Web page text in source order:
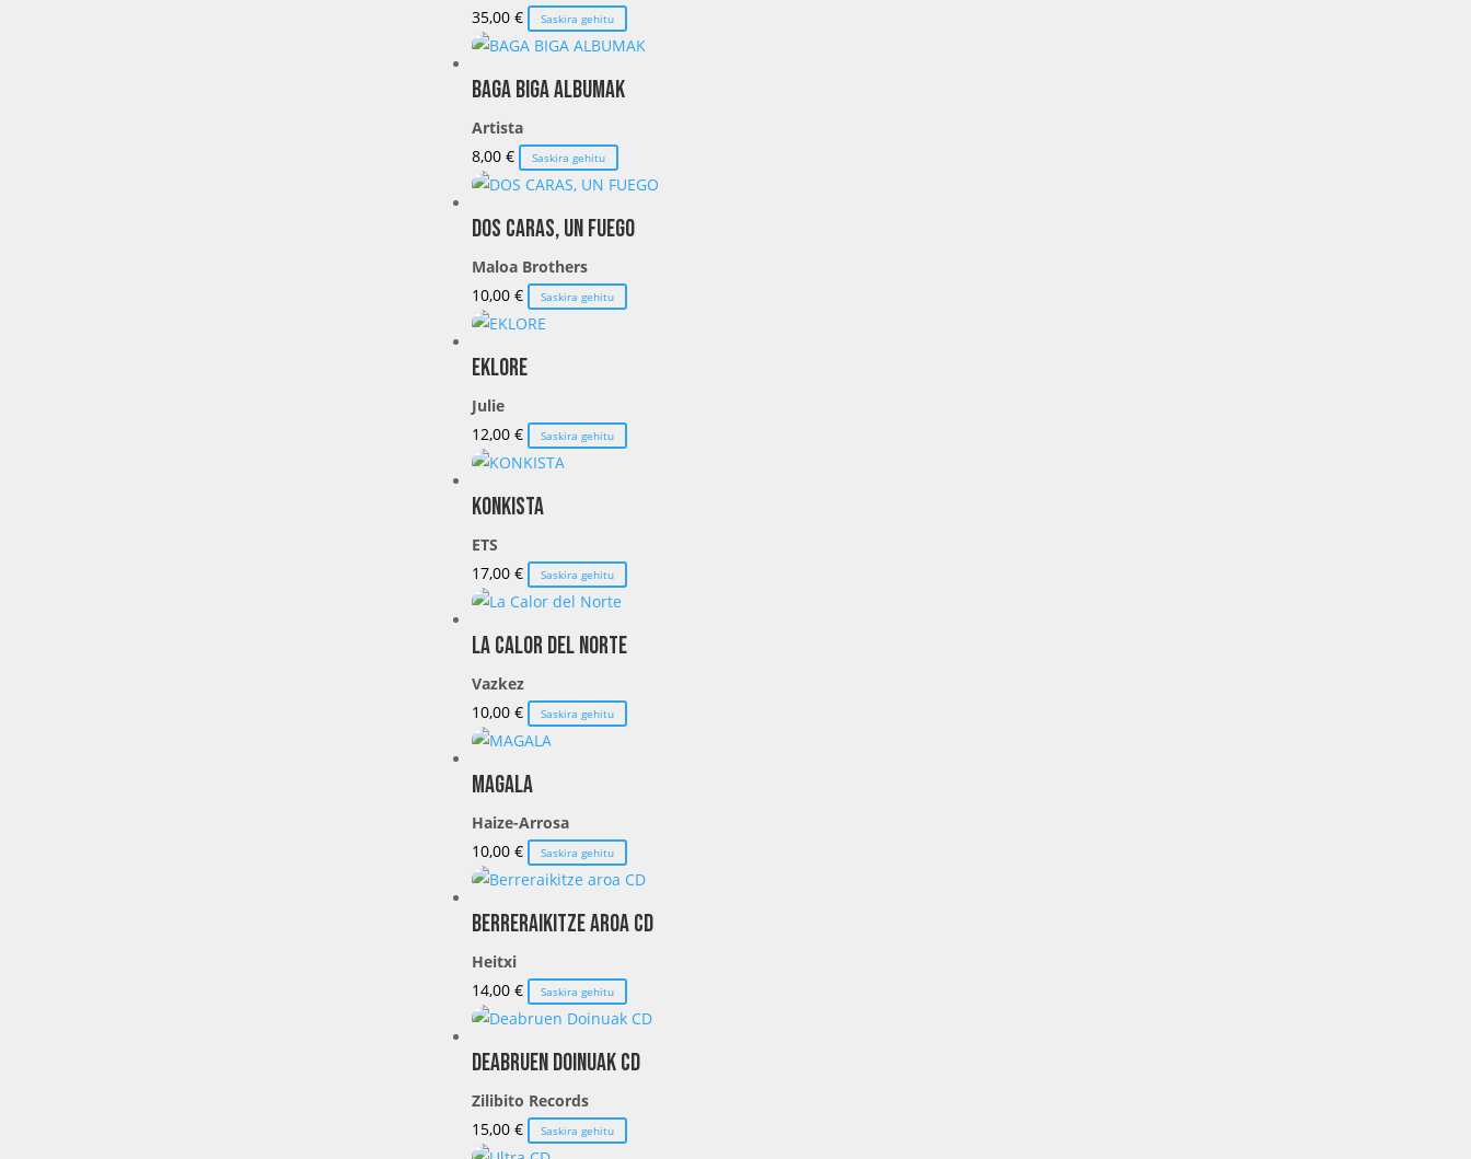
35,00 € Saskira gehitu
BAGA BIGA ALBUMAK
Artista
8,00 € Saskira gehitu
DOS CARAS, UN FUEGO
Maloa Brothers
10,00 € Saskira gehitu
EKLORE
Julie
12,00 € Saskira gehitu
KONKISTA
ETS
17,00 € Saskira gehitu
La Calor del Norte
Vazkez
10,00 € Saskira gehitu
MAGALA
Haize-Arrosa
10,00 € Saskira gehitu
Berreraikitze aroa CD
Heitxi
14,00 € Saskira gehitu
Deabruen Doinuak CD
Zilibito Records
15,00 € Saskira gehitu